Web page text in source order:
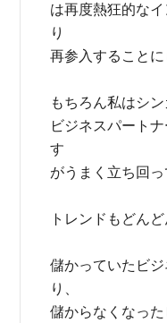
は再度熱狂的な
り
再参入することに
もちろん私はシ
ビジネスパート
す
がうまく立ち回っ
トレンドもどん
儲かっていたビ
り、
儲からなくなっ